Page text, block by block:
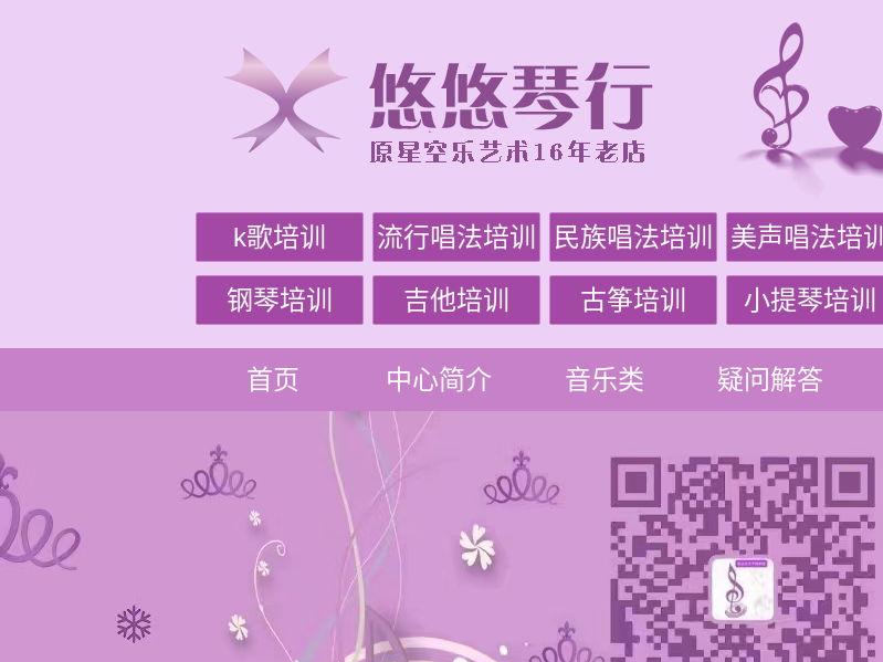
k歌培训 流行唱法培训 民族唱法培训 美声唱法培训
钢琴培训 吉他培训 古筝培训 小提琴培训
首页 中心简介 音乐类 疑问解答